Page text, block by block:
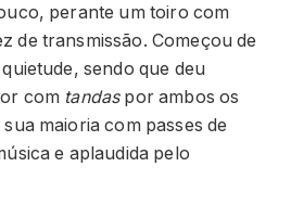
perante um toiro com
de transmissão. Começou de
sendo que deu
com tandaspor ambos os
maioria com passes de
e aplaudida pelo